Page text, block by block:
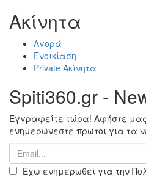
Ακίνητα
Αγορά
Ενοικίαση
Private Ακίνητα
Spiti360.gr -
Εγγραφείτε τώρα! Αφήστε
ενημερώνεστε πρώτοι για τα
Έχω ενημερωθεί για την